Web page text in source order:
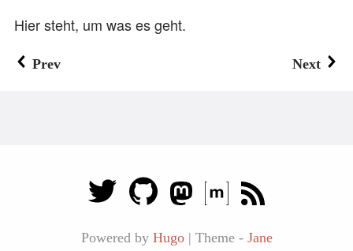
Hier steht, um was es geht.
Prev Next
Powered by Hugo | Theme - Jane